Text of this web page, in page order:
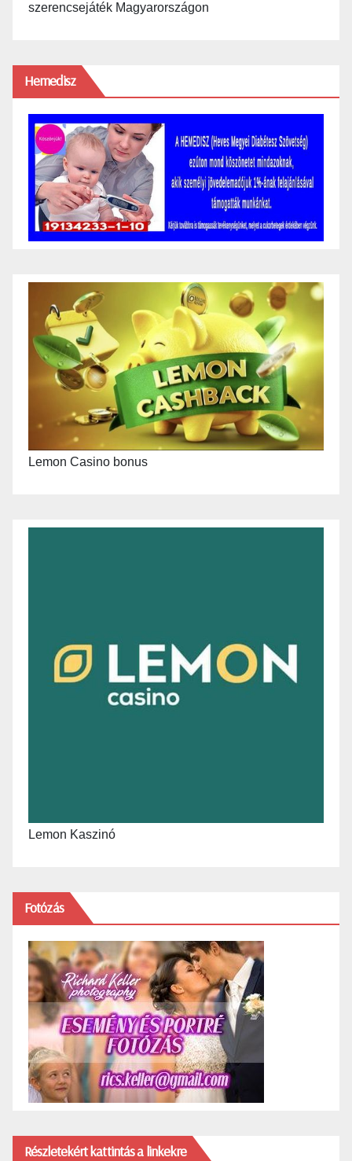
szerencsejáték Magyarországon
Hemedisz
Lemon Casino bonus
Lemon Kaszinó
Fotózás
Részletekért kattintás a linkekre